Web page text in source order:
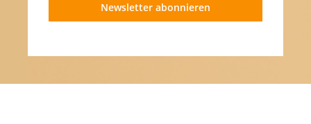
Newsletter abonnieren